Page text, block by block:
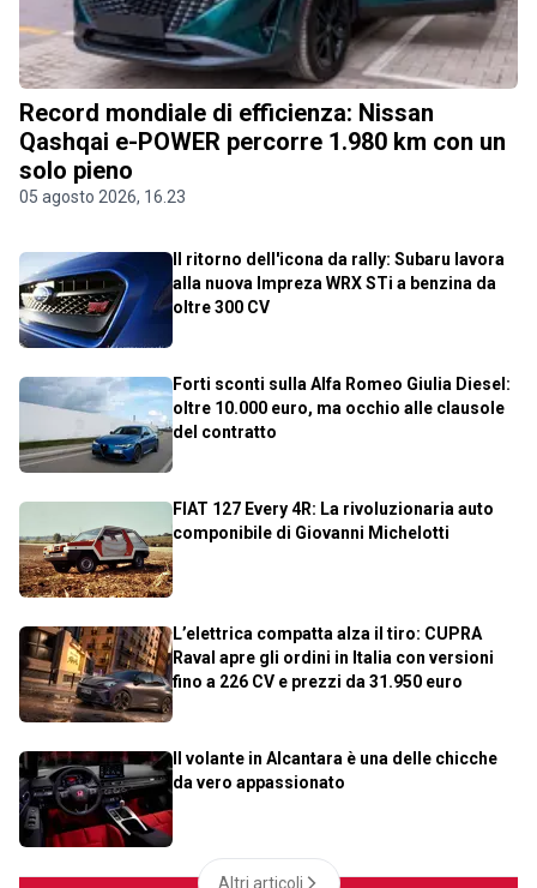
Record mondiale di efficienza: Nissan
Qashqai e-POWER percorre 1.980 km con un
solo pieno
05 agosto 2026, 16.23
Il ritorno dell'icona da rally: Subaru lavora
alla nuova Impreza WRX STi a benzina da
oltre 300 CV
Forti sconti sulla Alfa Romeo Giulia Diesel:
oltre 10.000 euro, ma occhio alle clausole
del contratto
FIAT 127 Every 4R: La rivoluzionaria auto
componibile di Giovanni Michelotti
L’elettrica compatta alza il tiro: CUPRA
Raval apre gli ordini in Italia con versioni
fino a 226 CV e prezzi da 31.950 euro
Il volante in Alcantara è una delle chicche
da vero appassionato
Altri articoli